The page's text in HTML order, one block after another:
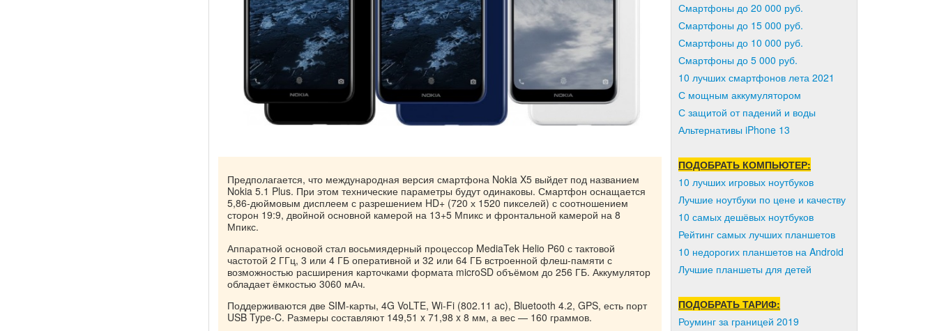
Предполагается, что международная версия смартфона Nokia X5 выйдет под названием
Nokia 5.1 Plus. При этом технические параметры будут одинаковы. Смартфон оснащается
5,86-дюймовым дисплеем с разрешением HD+ (720 х 1520 пикселей) с соотношением
сторон 19:9, двойной основной камерой на 13+5 Мпикс и фронтальной камерой на 8
Мпикс.
Аппаратной основой стал восьмиядерный процессор MediaTek Helio P60 с тактовой
частотой 2 ГГц, 3 или 4 ГБ оперативной и 32 или 64 ГБ встроенной флеш-памяти с
возможностью расширения карточками формата microSD объёмом до 256 ГБ. Аккумулятор
обладает ёмкостью 3060 мАч.
Поддерживаются две SIM-карты, 4G VoLTE, Wi-Fi (802.11 ac), Bluetooth 4.2, GPS, есть порт
USB Type-C. Размеры составляют 149,51 x 71,98 x 8 мм, а вес — 160 граммов.
Смартфоны до 20 000 руб.
Смартфоны до 15 000 руб.
Смартфоны до 10 000 руб.
Смартфоны до 5 000 руб.
10 лучших смартфонов лета 2021
С мощным аккумулятором
С защитой от падений и воды
Альтернативы iPhone 13
ПОДОБРАТЬ КОМПЬЮТЕР:
10 лучших игровых ноутбуков
Лучшие ноутбуки по цене и качеству
10 самых дешёвых ноутбуков
Рейтинг самых лучших планшетов
10 недорогих планшетов на Android
Лучшие планшеты для детей
ПОДОБРАТЬ ТАРИФ:
Роуминг за границей 2019